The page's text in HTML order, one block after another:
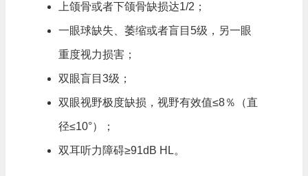
上颌骨或者下颌骨缺损达1/2；
一眼球缺失、萎缩或者盲目5级，另一眼
重度视力损害；
双眼盲目3级；
双眼视野极度缺损，视野有效值≤8％（直
径≤10°）；
双耳听力障碍≥91dB HL。